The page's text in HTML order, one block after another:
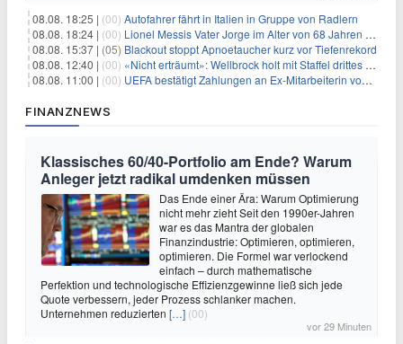
08.08. 18:25 | (00) Autofahrer fährt in Italien in Gruppe von Radlern
08.08. 18:24 | (00) Lionel Messis Vater Jorge im Alter von 68 Jahren gestorben
08.08. 15:37 | (05) Blackout stoppt Apnoetaucher kurz vor Tiefenrekord
08.08. 12:40 | (00) «Nicht erträumt»: Wellbrock holt mit Staffel drittes EM-Gold
08.08. 11:00 | (00) UEFA bestätigt Zahlungen an Ex-Mitarbeiterin von Infantino
FINANZNEWS
Klassisches 60/40-Portfolio am Ende? Warum
Anleger jetzt radikal umdenken müssen
Das Ende einer Ära: Warum Optimierung
nicht mehr zieht Seit den 1990er-Jahren
war es das Mantra der globalen
Finanzindustrie: Optimieren, optimieren,
optimieren. Die Formel war verlockend
einfach – durch mathematische
Perfektion und technologische Effizienzgewinne ließ sich jede
Quote verbessern, jeder Prozess schlanker machen.
Unternehmen reduzierten […] (00)
vor 29 Minuten